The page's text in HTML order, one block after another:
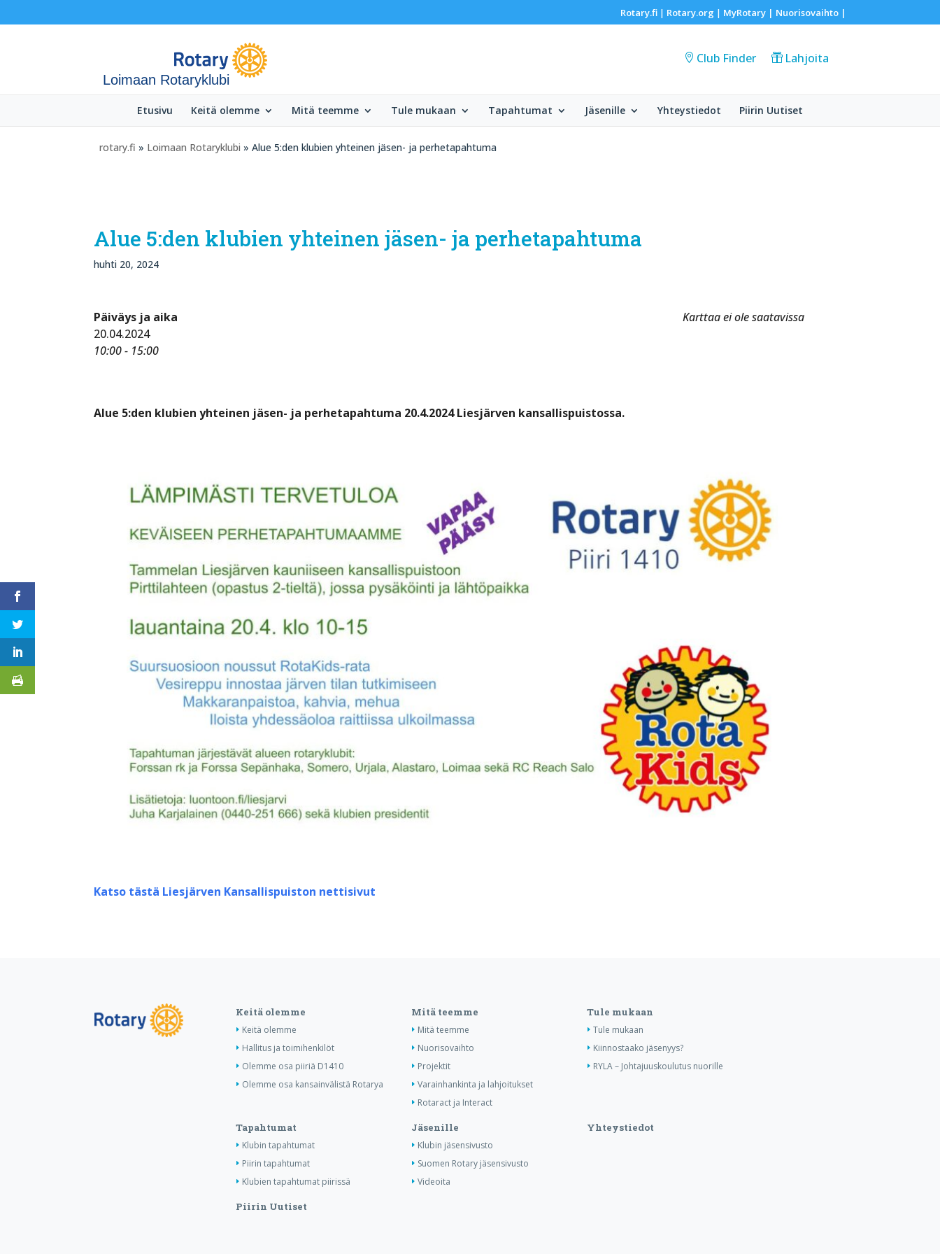
Rotary.fi| Rotary.org | MyRotary | Nuorisovaihto|
Loimaan Rotaryklubi
Club Finder Lahjoita
Etusivu Keitä olemme Mitä teemme Tule mukaan Tapahtumat Jäsenille Yhteystiedot Piirin Uutiset
rotary.fi » Loimaan Rotaryklubi » Alue 5:den klubien yhteinen jäsen- ja perhetapahtuma
Alue 5:den klubien yhteinen jäsen- ja perhetapahtuma
huhti 20, 2024
Karttaa ei ole saatavissa
Päiväys ja aika
20.04.2024
10:00 - 15:00
Alue 5:den klubien yhteinen jäsen- ja perhetapahtuma 20.4.2024 Liesjärven kansallispuistossa.
Katso tästä Liesjärven Kansallispuiston nettisivut
Keitä olemme
Keitä olemme
Hallitus ja toimihenkilöt
Olemme osa piiriä D1410
Olemme osa kansainvälistä Rotarya
Mitä teemme
Mitä teemme
Nuorisovaihto
Projektit
Varainhankinta ja lahjoitukset
Rotaract ja Interact
Tule mukaan
Tule mukaan
Kiinnostaako jäsenyys?
RYLA – Johtajuuskoulutus nuorille
Tapahtumat
Klubin tapahtumat
Piirin tapahtumat
Klubien tapahtumat piirissä
Jäsenille
Klubin jäsensivusto
Suomen Rotary jäsensivusto
Videoita
Yhteystiedot
Piirin Uutiset